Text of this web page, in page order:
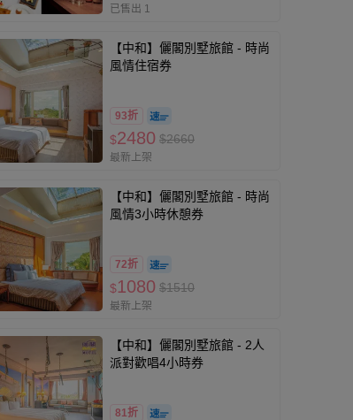
已售出 1
【中和】儷閣別墅旅館 - 時尚
風情住宿券
93折
$2480 $2660
最新上架
【中和】儷閣別墅旅館 - 時尚
風情3小時休憩券
72折
$1080 $1510
最新上架
【中和】儷閣別墅旅館 - 2人
派對歡唱4小時券
81折